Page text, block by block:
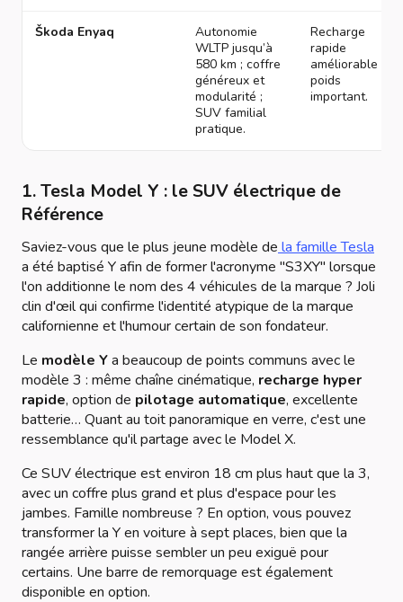
Škoda Enyaq
Autonomie
WLTP jusqu’à
580 km ; coffre
généreux et
modularité ;
SUV familial
pratique.
Recharge
rapide
améliorable ;
poids
important.
1. Tesla Model Y : le SUV électrique de
Référence
Saviez-vous que le plus jeune modèle de la famille Tesla
a été baptisé Y afin de former l'acronyme "S3XY" lorsque
l'on additionne le nom des 4 véhicules de la marque ? Joli
clin d'œil qui confirme l'identité atypique de la marque
californienne et l'humour certain de son fondateur.
Le modèle Ya beaucoup de points communs avec le
modèle 3 : même chaîne cinématique, recharge hyper
rapide, option de pilotage automatique, excellente
batterie… Quant au toit panoramique en verre, c'est une
ressemblance qu'il partage avec le Model X.
Ce SUV électrique est environ 18 cm plus haut que la 3,
avec un coffre plus grand et plus d'espace pour les
jambes. Famille nombreuse ? En option, vous pouvez
transformer la Y en voiture à sept places, bien que la
rangée arrière puisse sembler un peu exiguë pour
certains. Une barre de remorquage est également
disponible en option.